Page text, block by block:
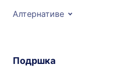
Алтернативе
Подршка